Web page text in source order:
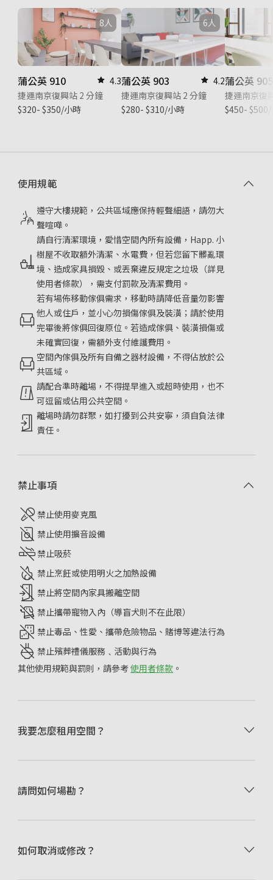
8人
蒲公英 910
4.3
捷運南京復興站 2 分鐘
$320- $350/小時
6人
蒲公英 903
4.2
捷運南京復興站 2 分鐘
$280- $310/小時
蒲公英 905
捷運南京復
$450-
使用規範
遵守大樓規範，公共區域應保持輕聲細語，請勿大
聲喧嘩。
請自行清潔環境，愛惜空間內所有設備，Happ. 小
樹屋不收取額外清潔、水電費，但若您留下髒亂環
境、造成家具損毀、或丟棄違反規定之垃圾（詳見
使用者條款），需支付罰款及清潔費用。
若有場佈移動傢俱需求，移動時請降低音量勿影響
他人或住戶，並小心勿損傷傢俱及裝潢；請於使用
完畢後將傢俱回復原位。若造成傢俱、裝潢損傷或
未確實回復，需額外支付維護費用。
空間內傢俱及所有自備之器材設備，不得佔放於公
共區域。
請配合準時離場，不得提早進入或超時使用，也不
可逗留或佔用公共空間。
離場時請勿群聚，如打擾到公共安寧，須自負法律
責任。
禁止事項
禁止使用麥克風
禁止使用擴音設備
禁止吸菸
禁止烹飪或使用明火之加熱設備
禁止將空間內家具搬離空間
禁止攜帶寵物入內（導盲犬則不在此限）
禁止毒品、性愛、攜帶危險物品、賭博等違法行為
禁止殯葬禮儀服務﹑活動與行為
其他使用規範與罰則，請參考使用者條款 。
我要怎麼租用空間？
可使用信用卡/金融卡、全盈支付、街口支付、AFTEE先
活動前5分鐘至現場，於智慧門鎖輸入
請問如何場勘？
作人員，因此請於網站上付費預訂一小時，再自行進入
服詢問我們其他的資訊。
如何取消或修改？
改訂單包含「取消退費」、「改期」、「延長縮短時